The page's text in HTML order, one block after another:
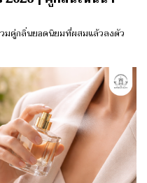
วมคู่กลิ่นยอดนิยมที่ผสมแล้วลงตัว